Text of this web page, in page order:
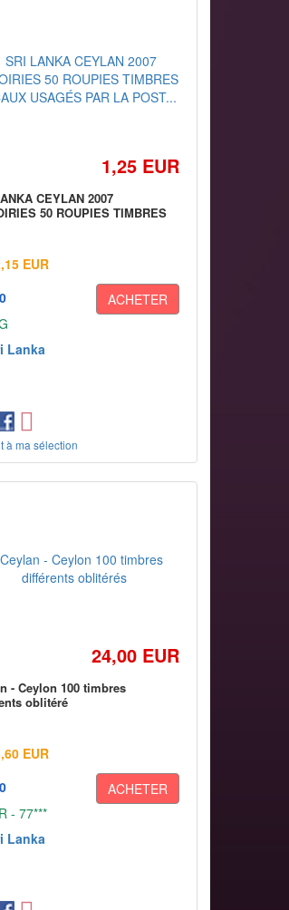
1,25 EUR
CEYLAN 2007
50 ROUPIES TIMBRES
EUR
0
ACHETER
Lanka
à ma sélection
24,00 EUR
- Ceylon 100 timbres
oblitéré
EUR
0
ACHETER
- 77***
Lanka